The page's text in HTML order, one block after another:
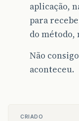
aplicação,
para
do método,
Não
aconteceu.
CRIADO